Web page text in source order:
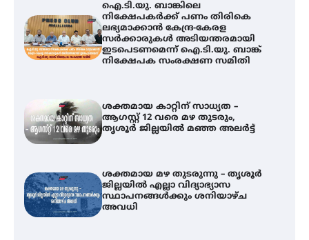
ഐ.ടി.യു. ബാങ്കിലെ
നിക്ഷേപകർക്ക് പണം തിരികെ
ലഭ്യമാക്കാൻ കേന്ദ്ര-കേരള
സർക്കാരുകൾ അടിയന്തരമായി
ഇടപെടണമെന്ന് ഐ.ടി.യു. ബാങ്ക്
നിക്ഷേപക സംരക്ഷണ സമിതി
ശക്തമായ കാറ്റിന് സാധ്യത –
ആഗസ്റ്റ് 12 വരെ മഴ തുടരും,
തൃശൂർ ജില്ലയിൽ മഞ്ഞ അലർട്ട്
ശക്തമായ മഴ തുടരുന്നു – തൃശൂർ
ജില്ലയിൽ എല്ലാ വിദ്യാഭ്യാസ
സ്ഥാപനങ്ങൾക്കും ശനിയാഴ്ച
അവധി